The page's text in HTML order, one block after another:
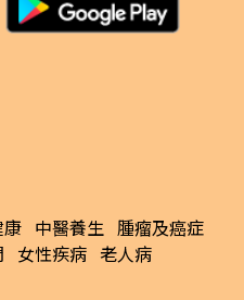
康 中醫養生 腫瘤及癌症
女性疾病 老人病